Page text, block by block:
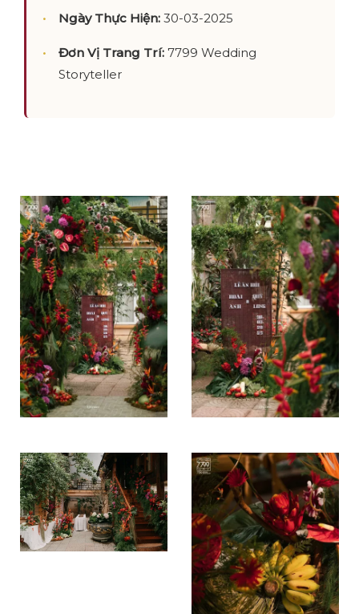
Ngày Thực Hiện: 30-03-2025
Đơn Vị Trang Trí: 7799 Wedding
Storyteller